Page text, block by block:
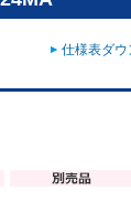
仕様表ダ